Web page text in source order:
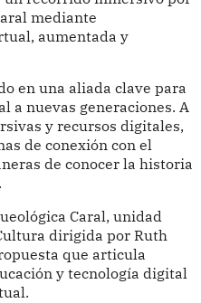
mediante
aumentada y
en una aliada clave para
a nuevas generaciones. A
y recursos digitales,
de conexión con el
de conocer la historia
Caral, unidad
dirigida por Ruth
que articula
y tecnología digital